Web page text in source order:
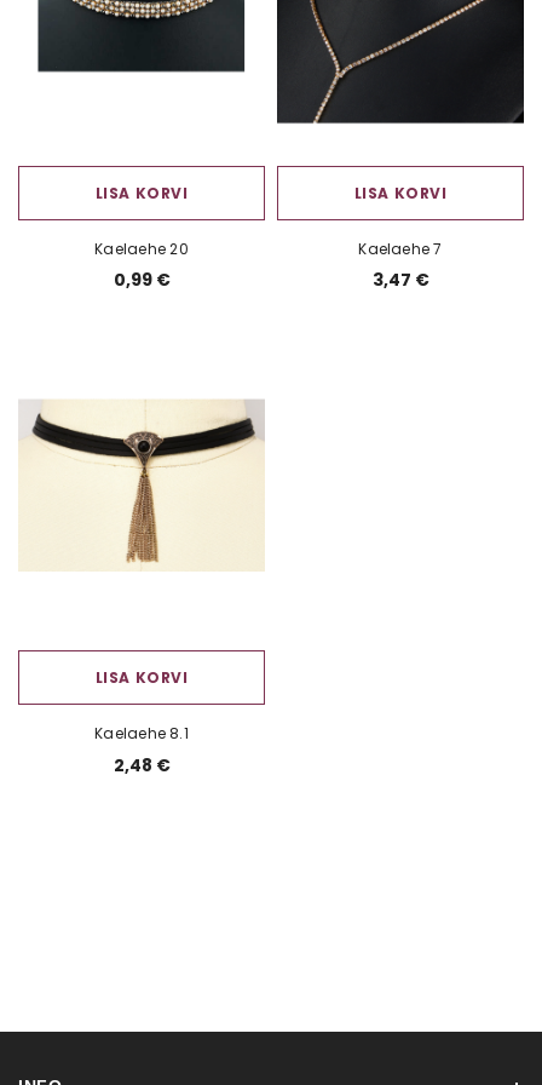
LISA KORVI
Kaelaehe 20
0,99 €
LISA KORVI
Kaelaehe 7
3,47 €
LISA KORVI
Kaelaehe 8.1
2,48 €